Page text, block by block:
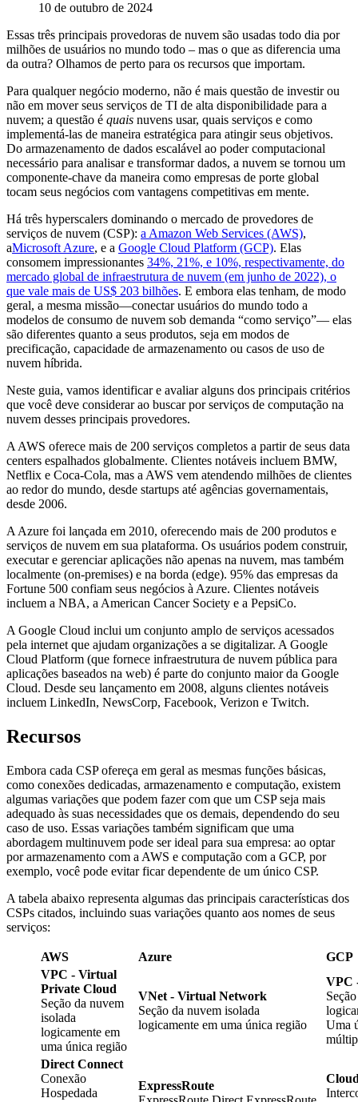
10 de outubro de 2024
Essas três principais provedoras de nuvem são usadas todo dia por
milhões de usuários no mundo todo – mas o que as diferencia uma
da outra? Olhamos de perto para os recursos que importam.
Para qualquer negócio moderno, não é mais questão de investir ou
não em mover seus serviços de TI de alta disponibilidade para a
nuvem; a questão é quais nuvens usar, quais serviços e como
implementá-las de maneira estratégica para atingir seus objetivos.
Do armazenamento de dados escalável ao poder computacional
necessário para analisar e transformar dados, a nuvem se tornou um
componente-chave da maneira como empresas de porte global
tocam seus negócios com vantagens competitivas em mente.
Há três hyperscalers dominando o mercado de provedores de
serviços de nuvem (CSP): a Amazon Web Services (AWS),
aMicrosoft Azure, e a Google Cloud Platform (GCP). Elas
consomem impressionantes 34%, 21%, e 10%, respectivamente, do
mercado global de infraestrutura de nuvem (em junho de 2022), o
que vale mais de US$ 203 bilhões. E embora elas tenham, de modo
geral, a mesma missão—conectar usuários do mundo todo a
modelos de consumo de nuvem sob demanda “como serviço”— elas
são diferentes quanto a seus produtos, seja em modos de
precificação, capacidade de armazenamento ou casos de uso de
nuvem híbrida.
Neste guia, vamos identificar e avaliar alguns dos principais critérios
que você deve considerar ao buscar por serviços de computação na
nuvem desses principais provedores.
A AWS oferece mais de 200 serviços completos a partir de seus data
centers espalhados globalmente. Clientes notáveis incluem BMW,
Netflix e Coca-Cola, mas a AWS vem atendendo milhões de clientes
ao redor do mundo, desde startups até agências governamentais,
desde 2006.
A Azure foi lançada em 2010, oferecendo mais de 200 produtos e
serviços de nuvem em sua plataforma. Os usuários podem construir,
executar e gerenciar aplicações não apenas na nuvem, mas também
localmente (on-premises) e na borda (edge). 95% das empresas da
Fortune 500 confiam seus negócios à Azure. Clientes notáveis
incluem a NBA, a American Cancer Society e a PepsiCo.
A Google Cloud inclui um conjunto amplo de serviços acessados
pela internet que ajudam organizações a se digitalizar. A Google
Cloud Platform (que fornece infraestrutura de nuvem pública para
aplicações baseados na web) é parte do conjunto maior da Google
Cloud. Desde seu lançamento em 2008, alguns clientes notáveis
incluem LinkedIn, NewsCorp, Facebook, Verizon e Twitch.
Recursos
Embora cada CSP ofereça em geral as mesmas funções básicas,
como conexões dedicadas, armazenamento e computação, existem
algumas variações que podem fazer com que um CSP seja mais
adequado às suas necessidades que os demais, dependendo do seu
caso de uso. Essas variações também significam que uma
abordagem multinuvem pode ser ideal para sua empresa: ao optar
por armazenamento com a AWS e computação com a GCP, por
exemplo, você pode evitar ficar dependente de um único CSP.
A tabela abaixo representa algumas das principais características dos
CSPs citados, incluindo suas variações quanto aos nomes de seus
serviços:
AWS Azure
GCP
VPC - Virtual
Private Cloud
Seção da nuvem
isolada
logicamente em
uma única região
VNet - Virtual Network
Seção da nuvem isolada
logicamente em uma única região
VPC
Uma
Direct Connect
Conexão
Hospedada
ExpressRoute